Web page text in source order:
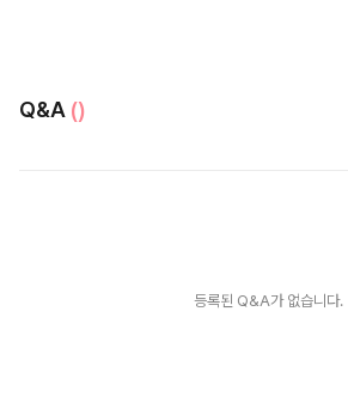
Q&A ()
등록된 Q&A가 없습니다.